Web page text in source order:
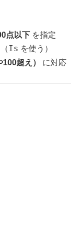
点以下 を指定
Is を使う）
超え） に対応